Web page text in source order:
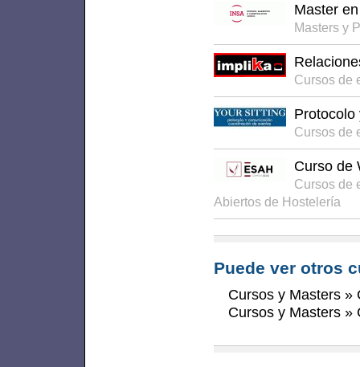
Master
Masters y
Cursos de
Protocolo
Cursos de
Curso de
Cursos de
Abiertos de Hostelería
Puede ver otros
Cursos y Masters »
Cursos y Masters »